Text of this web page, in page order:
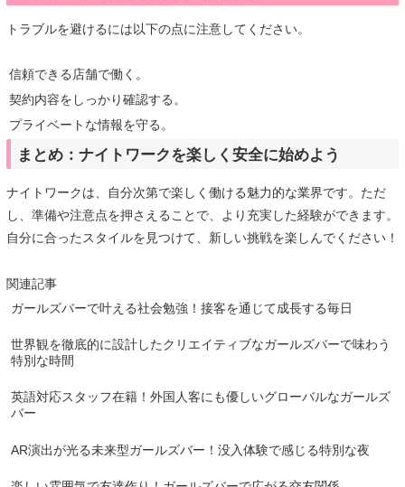
トラブルを避けるには以下の点に注意してください。
信頼できる店舗で働く。
契約内容をしっかり確認する。
プライベートな情報を守る。
まとめ：ナイトワークを楽しく安全に始めよう
ナイトワークは、自分次第で楽しく働ける魅力的な業界です。ただ
し、準備や注意点を押さえることで、より充実した経験ができます。
自分に合ったスタイルを見つけて、新しい挑戦を楽しんでください！
関連記事
ガールズバーで叶える社会勉強！接客を通じて成長する毎日
世界観を徹底的に設計したクリエイティブなガールズバーで味わう
特別な時間
英語対応スタッフ在籍！外国人客にも優しいグローバルなガールズ
バー
AR演出が光る未来型ガールズバー！没入体験で感じる特別な夜